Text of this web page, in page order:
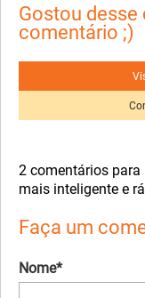
Gostou desse
comentário ;)
2 comentários para
mais inteligente e
Faça um
Nome*